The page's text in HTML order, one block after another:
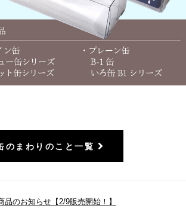
のまわりのこと一覧
品のお知らせ【2/9販売開始！】